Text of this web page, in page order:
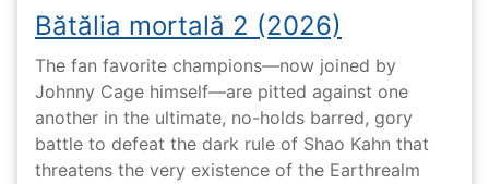
Bătălia mortală 2 (2026)
The fan favorite champions—now joined by
Johnny Cage himself—are pitted against one
another in the ultimate, no-holds barred, gory
battle to defeat the dark rule of Shao Kahn that
threatens the very existence of the Earthrealm